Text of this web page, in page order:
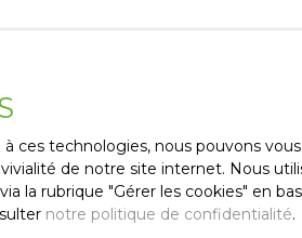
19 cours du Général de
33 430 Bazas
ces technologies, nous pouvons
de notre site internet. Nous
rubrique ″Gérer les cookies″ en
notre politique de confidentialité.